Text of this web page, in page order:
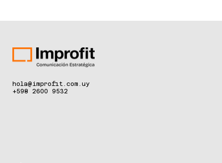
piel
hola@improfit.com.uy
+598 2600 9532